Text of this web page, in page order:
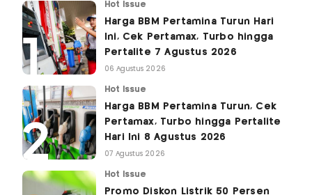
Hot Issue
Harga BBM Pertamina Turun Hari
Ini, Cek Pertamax, Turbo hingga
Pertalite 7 Agustus 2026
06 Agustus 2026
Hot Issue
Harga BBM Pertamina Turun, Cek
Pertamax, Turbo hingga Pertalite
Hari Ini 8 Agustus 2026
07 Agustus 2026
Hot Issue
Promo Diskon Listrik 50 Persen